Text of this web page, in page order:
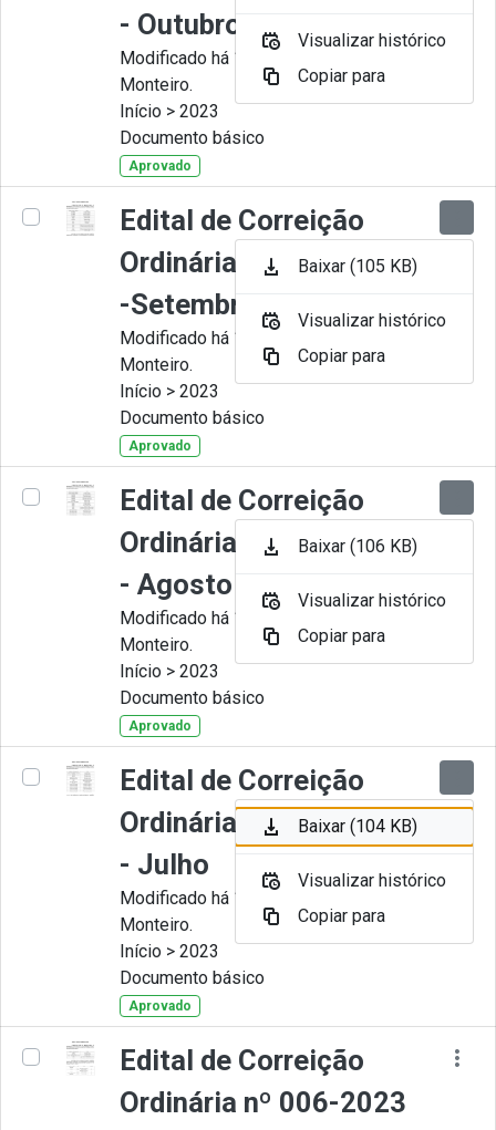
- Outubro
Modificado há 11 Meses por Juliana
Monteiro.
Início > 2023
Documento básico
Aprovado
Edital de Correição
Ordinária nº 009-2023
-Setembro
Modificado há 11 Meses por Juliana
Monteiro.
Início > 2023
Documento básico
Aprovado
Edital de Correição
Ordinária nº 008-2023
- Agosto
Modificado há 11 Meses por Juliana
Monteiro.
Início > 2023
Documento básico
Aprovado
Edital de Correição
Ordinária nº 007-2023
- Julho
Modificado há 11 Meses por Juliana
Monteiro.
Início > 2023
Documento básico
Aprovado
Edital de Correição
Ordinária nº 006-2023
Visualizar histórico
Copiar para
Baixar (105 KB)
Visualizar histórico
Copiar para
Baixar (106 KB)
Visualizar histórico
Copiar para
Baixar (104 KB)
Visualizar histórico
Copiar para